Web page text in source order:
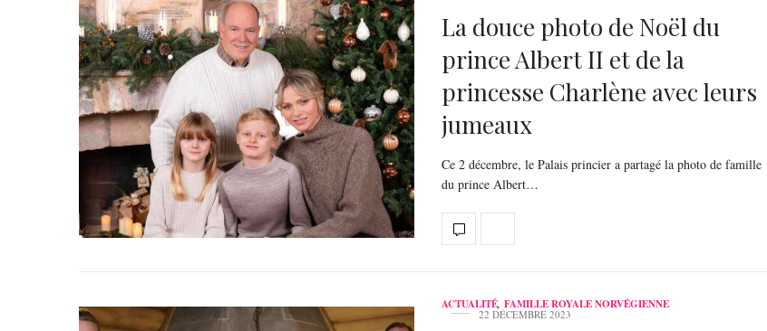
La douce photo de Noël du
prince Albert II et de la
princesse Charlène avec leurs
jumeaux
Ce 2 décembre, le Palais princier a partagé la photo de famille
du prince Albert…
ACTUALITÉ, FAMILLE ROYALE NORVÉGIENNE
22 DÉCEMBRE 2023